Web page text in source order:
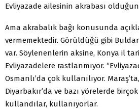
Evliyazade ailesinin akrabası
Ama akrabalık bağı konusunda
vermemektedir. Görüldüğü gibi
var. Söylenenlerin aksine, Konya il
Evliyazadelere rastlanmıyor.
Osmanlı’da çok kullanılıyor.
Diyarbakır’da ve bazı yörelerde
kullandılar, kullanıyorlar.